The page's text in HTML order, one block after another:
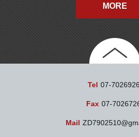
MORE
Tel 07-7026926
Fax 07-
Mail